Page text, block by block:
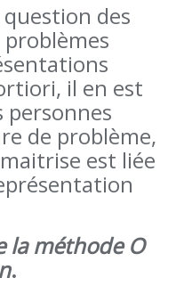
des
problèmes
il en est
personnes
de problème,
est liée
la méthode O
.